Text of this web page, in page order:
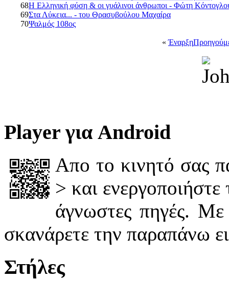
68Η Ελληνική φύση & οι γυάλινοι άνθρωποι - Φώτη
69Στα Λύκεια... - του Θρασυβούλου Μαχαίρα
70Ψαλμός 108ος
«Έναρξη
Player για Android
Απο το κινητό σας
> και
άγνωστες πηγές.
σκανάρετε την παραπάνω
Στήλες